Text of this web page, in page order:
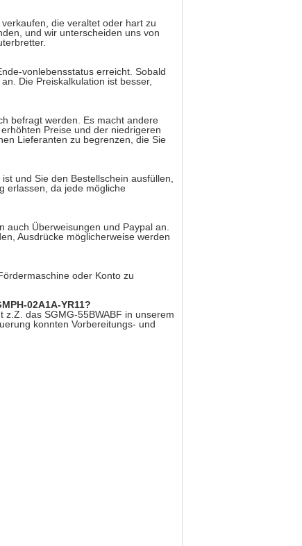
die veraltet oder hart zu
und wir unterscheiden uns von
vonlebensstatus erreicht. Sobald
Die Preiskalkulation ist besser,
befragt werden. Es macht andere
Preise und der niedrigeren
Lieferanten zu begrenzen, die Sie
und Sie den Bestellschein ausfüllen,
erlassen, da jede mögliche
Überweisungen und Paypal an.
Ausdrücke möglicherweise werden
oder Konto zu
02A1A-YR11?
das SGMG-55BWABF in unserem
konnten Vorbereitungs- und